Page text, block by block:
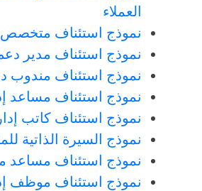
العملاء
نموذج استئناف متخصص
نموذج استئناف مدير
نموذج استئناف مندوب
نموذج استئناف مساعد
نموذج استئناف كاتب
نموذج السيرة الذاتية
نموذج استئناف مساعد
نموذج استئناف موظف